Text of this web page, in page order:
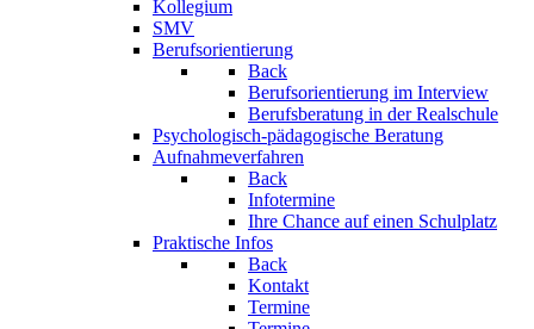
Kollegium
SMV
Berufsorientierung
Back
Berufsorientierung im Interview
Berufsberatung in der Realschule
Psychologisch-pädagogische Beratung
Aufnahmeverfahren
Back
Infotermine
Ihre Chance auf einen Schulplatz
Praktische Infos
Back
Kontakt
Termine